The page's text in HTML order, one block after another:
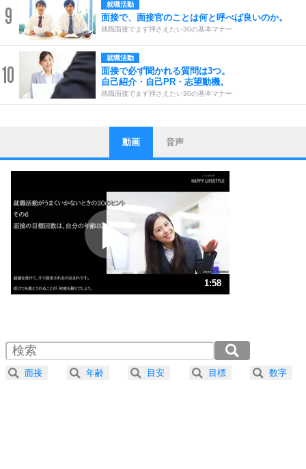
9 就職活動
面接で、面接官のことは何と呼べば良いのか。
就職面接でまず押さえたい30の基本マナー
10
就職活動
面接で必ず聞かれる質問は3つ。
自己紹介・自己PR・志望動機。
就職面接でまず押さえたい30の基本マナー
1
ストレス対策
他人と比べない。
いっそのこと、他人を見ない。
いらいらしない人になる30の方法
ポジティブになれない原因は、行動しないから。
ポジティブ思考になる30の方法
ストレス対策
人生、なんとかなるもの。
気楽に生きる30の方法
4 器の大きい人は、怒りを優しさで表現する。
プラス思考
動画 音声
1:58
2.0倍速 （233KB 59秒）
2.5倍速 （187KB 47秒）
3.0倍速 （156KB 39秒）
面接 年齢 目安 目標 数字